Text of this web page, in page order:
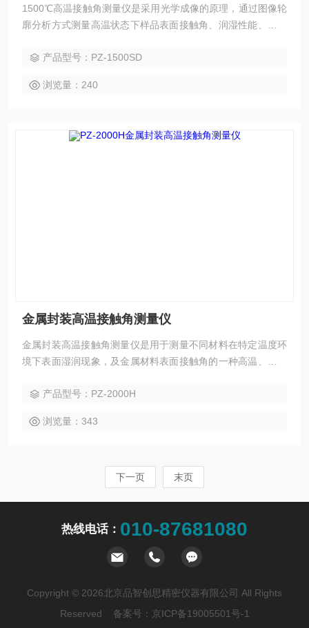
1500℃高温接触角测量仪是采用光学成像的原理，通过图像轮
廓分析方式测量高温状态下样品表面接触角、润湿性能、表界
能，设备性价比高、加热稳定、真空度高、功能全面、可满足
产品型号：PZ-1500SD
浏览量：240
金属封装高温接触角测量仪
金属封装高温接触角测量仪是用于测量不同材料在特定温度环
境下表面湿润现象，及金属材料表面接触角的一种高温、透射
程中的烧结、软化、熔化到液化全过程的轮廓变化进行监测，
可以为表面张力、浸润角的计算提供参考数据。
产品型号：PZ-2000H
浏览量：343
下一页 末页
热线电话： 010-87681080
Copyright © 2026北京品智创思精密仪器有限公司 All Rights
Reserved 备案号： 京ICP备19005501号-1